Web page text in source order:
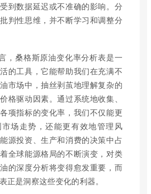
到数据延迟或不准确的影响。分
判性思维，并不断学习和调整分
，桑格斯原油变化率分析表是一
的工具，它能帮助我们在充满不
市场中，抽丝剥茧地理解复杂的
格驱动因素。通过系统地收集、
项指标的变化率，我们不仅能更
场走势，还能更有效地管理风
源投资、生产和消费的决策中占
全球能源格局的不断演变，对类
的深度分析将变得愈发重要，而
正是洞察这些变化的利器。